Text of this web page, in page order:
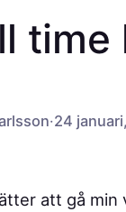
time
·24
att gå min